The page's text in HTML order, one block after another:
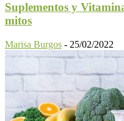
Suplementos y
mitos
Marisa Burgos - 25/02/2022